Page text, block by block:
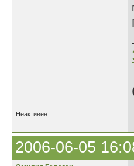
Неактивен
2006-06-05